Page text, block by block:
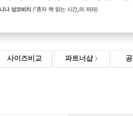
사이즈비교 파트너샵